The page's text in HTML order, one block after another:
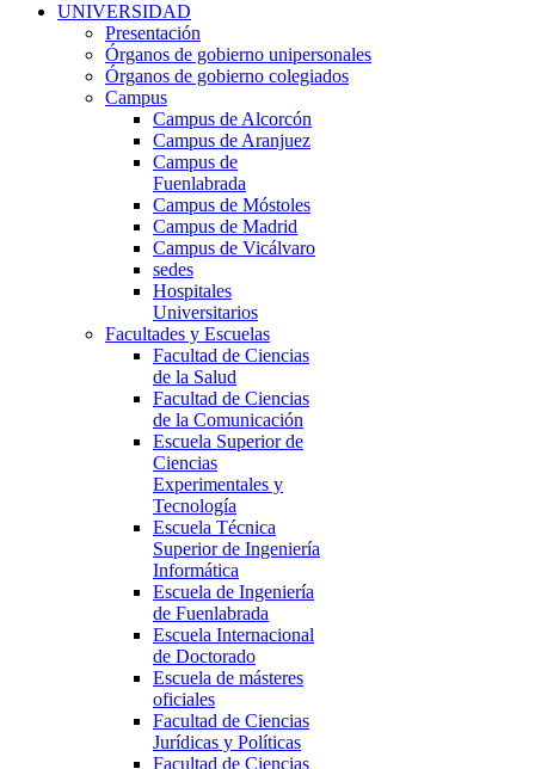
UNIVERSIDAD
Presentación
Órganos de gobierno unipersonales
Órganos de gobierno colegiados
Campus
Campus de Alcorcón
Campus de Aranjuez
Campus de
Fuenlabrada
Campus de Móstoles
Campus de Madrid
Campus de Vicálvaro
sedes
Hospitales
Universitarios
Facultades y Escuelas
Facultad de Ciencias
de la Salud
Facultad de Ciencias
de la Comunicación
Escuela Superior de
Ciencias
Experimentales y
Tecnología
Escuela Técnica
Superior de Ingeniería
Informática
Escuela de Ingeniería
de Fuenlabrada
Escuela Internacional
de Doctorado
Escuela de másteres
oficiales
Facultad de Ciencias
Jurídicas y Políticas
Facultad de Ciencias